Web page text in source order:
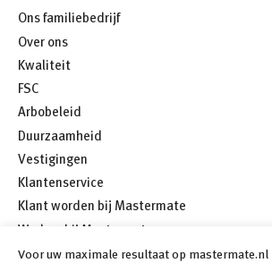
Voor uw maximale resultaat op
Ons familiebedrijf
Over ons
Kwaliteit
FSC
Arbobeleid
Duurzaamheid
Vestigingen
Klantenservice
Klant worden bij Mastermate
Werken bij Mastermate
Meer